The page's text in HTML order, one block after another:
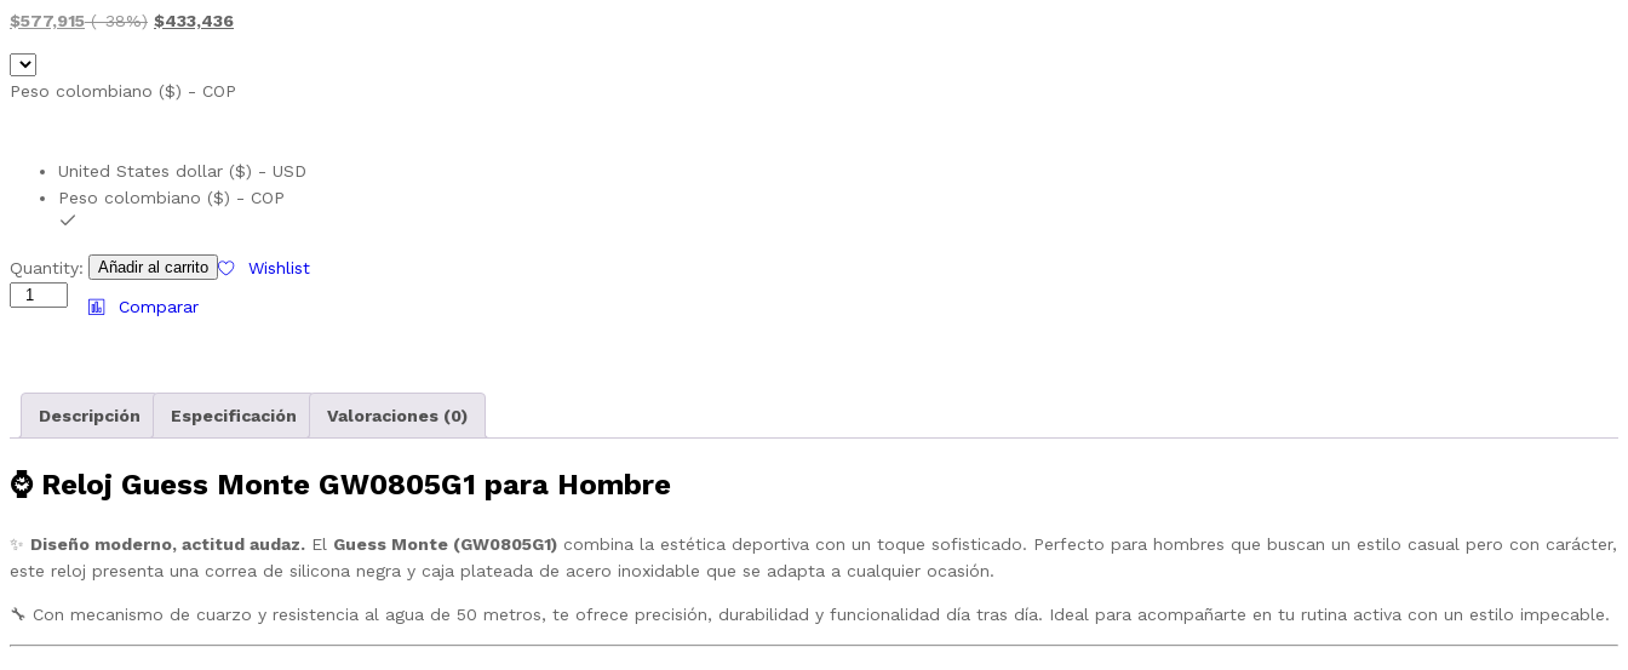
$577,915 (-38%) $433,436
Peso colombiano ($) - COP
United States dollar ($) - USD
Peso colombiano ($) - COP
Quantity: Añadir al carrito
Wishlist
Comparar
Descripción Especificación Valoraciones (0)
⌚ Reloj Guess Monte GW0805G1 para Hombre
✨ Diseño moderno, actitud audaz. El Guess Monte (GW0805G1) combina la estética deportiva con un toque sofisticado. Perfecto para hombres que buscan un estilo casual pero con carácter,
este reloj presenta una correa de silicona negra y caja plateada de acero inoxidable que se adapta a cualquier ocasión.
🔧 Con mecanismo de cuarzo y resistencia al agua de 50 metros, te ofrece precisión, durabilidad y funcionalidad día tras día. Ideal para acompañarte en tu rutina activa con un estilo impecable.